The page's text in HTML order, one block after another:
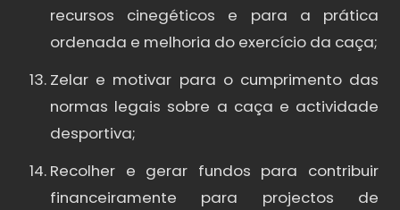
recursos cinegéticos e para a prática
ordenada e melhoria do exercício da caça;
Zelar e motivar para o cumprimento das
normas legais sobre a caça e actividade
desportiva;
Recolher e gerar fundos para contribuir
financeiramente para projectos de